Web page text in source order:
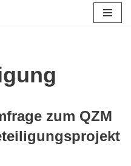
zum QZM